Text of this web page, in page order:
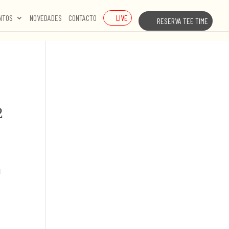
NOVEDADES CONTACTO LIVE RESERVA TEE TIME